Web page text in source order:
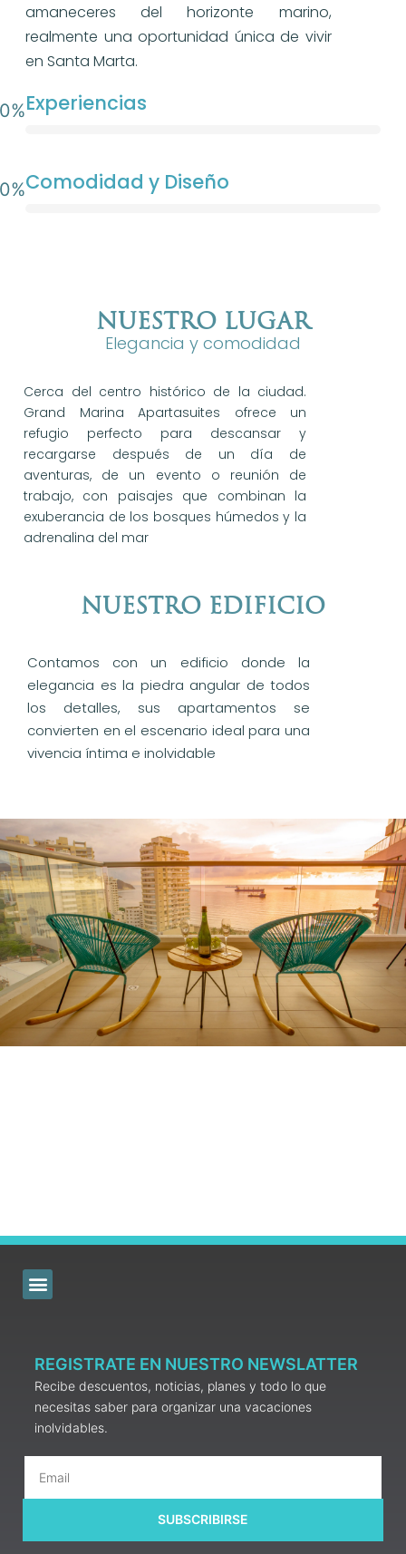
amaneceres del horizonte marino,
realmente una oportunidad única de vivir
en Santa Marta.
Experiencias
0%
Comodidad y Diseño
0%
Nuestro lugar
Elegancia y comodidad
Cerca del centro histórico de la ciudad.
Grand Marina Apartasuites ofrece un
refugio perfecto para descansar y
recargarse después de un día de
aventuras, de un evento o reunión de
trabajo, con paisajes que combinan la
exuberancia de los bosques húmedos y la
adrenalina del mar
Nuestro Edificio
Contamos con un edificio donde la
elegancia es la piedra angular de todos
los detalles, sus apartamentos se
convierten en el escenario ideal para una
vivencia íntima e inolvidable
REGISTRATE EN NUESTRO NEWSLATTER
Recibe descuentos, noticias, planes y todo lo que
necesitas saber para organizar una vacaciones
inolvidables.
SUBSCRIBIRSE